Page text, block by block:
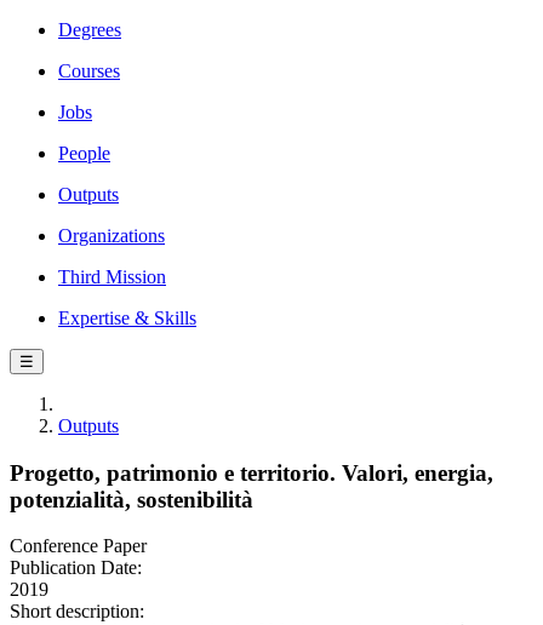
Degrees
Courses
Jobs
People
Outputs
Organizations
Third Mission
Expertise & Skills
☰
Outputs
Progetto, patrimonio e territorio. Valori, energia,
potenzialità, sostenibilità
Conference Paper
Publication Date:
2019
Short description: